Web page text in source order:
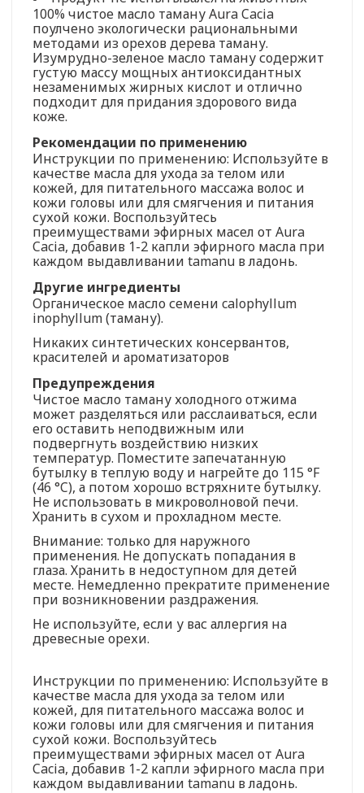
100% чистое масло таману Aura Cacia
поулчено экологически рациональными
методами из орехов дерева таману.
Изумрудно-зеленое масло таману содержит
густую массу мощных антиоксидантных
незаменимых жирных кислот и отлично
подходит для придания здорового вида
коже.
Рекомендации по применению
Инструкции по применению: Используйте в
качестве масла для ухода за телом или
кожей, для питательного массажа волос и
кожи головы или для смягчения и питания
сухой кожи. Воспользуйтесь
преимуществами эфирных масел от Aura
Cacia, добавив 1-2 капли эфирного масла при
каждом выдавливании tamanu в ладонь.
Другие ингредиенты
Органическое масло семени calophyllum
inophyllum (таману).
Никаких синтетических консервантов,
красителей и ароматизаторов
Предупреждения
Чистое масло таману холодного отжима
может разделяться или расслаиваться, если
его оставить неподвижным или
подвергнуть воздействию низких
температур. Поместите запечатанную
бутылку в теплую воду и нагрейте до 115 °F
(46 °C), а потом хорошо встряхните бутылку.
Не использовать в микроволновой печи.
Хранить в сухом и прохладном месте.
Внимание: только для наружного
применения. Не допускать попадания в
глаза. Хранить в недоступном для детей
месте. Немедленно прекратите применение
при возникновении раздражения.
Не используйте, если у вас аллергия на
древесные орехи.
Инструкции по применению: Используйте в
качестве масла для ухода за телом или
кожей, для питательного массажа волос и
кожи головы или для смягчения и питания
сухой кожи. Воспользуйтесь
преимуществами эфирных масел от Aura
Cacia, добавив 1-2 капли эфирного масла при
каждом выдавливании tamanu в ладонь.